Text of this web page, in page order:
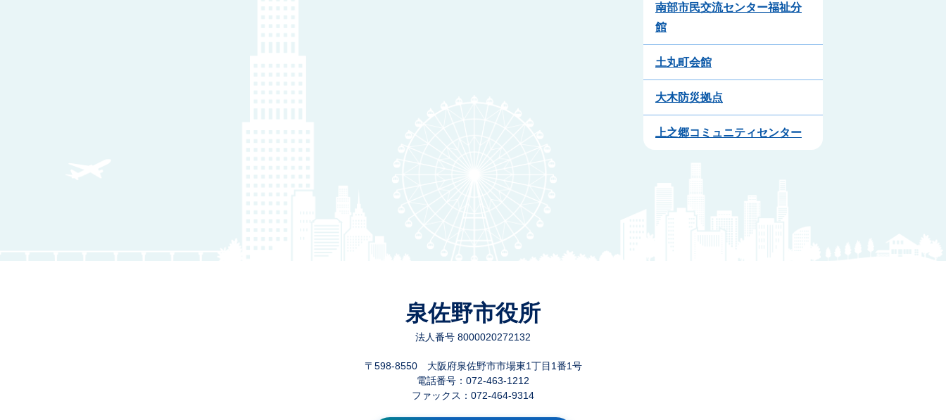
南部市民交流センター福祉分
館
土丸町会館
大木防災拠点
上之郷コミュニティセンター
泉佐野市役所
法人番号 8000020272132
〒598-8550 大阪府泉佐野市市場東1丁目1番1号
電話番号：072-463-1212
ファックス：072-464-9314